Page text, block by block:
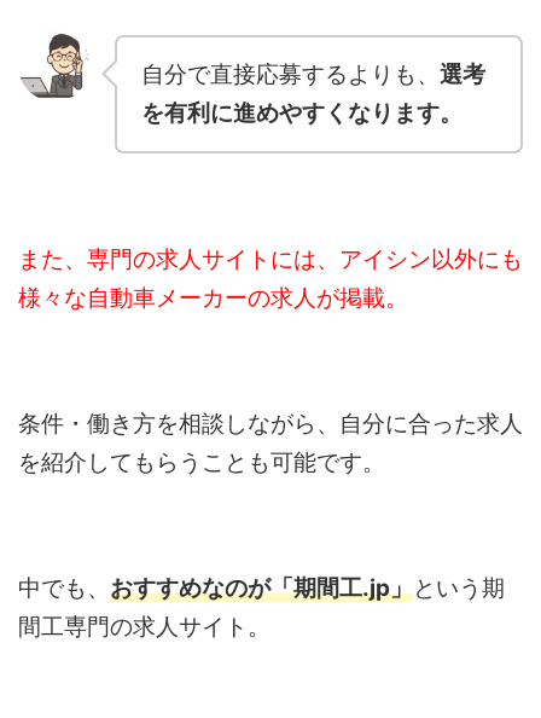
自分で直接応募するよりも、 選考
を有利に進めやすくなります。
また、専門の求人サイトには、アイシン以外にも
様々な自動車メーカーの求人が掲載。
条件・働き方を相談しながら、自分に合った求人
を紹介してもらうことも可能です。
中でも、 おすすめなのが「期間工.jp」という期
間工専門の求人サイト。